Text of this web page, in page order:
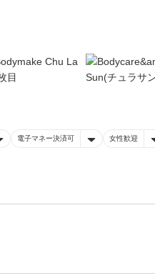
電子マネー決済可 女性歓迎